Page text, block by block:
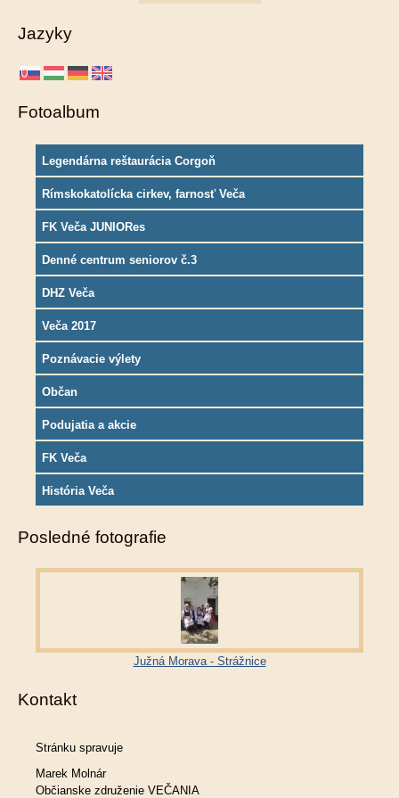
Jazyky
Fotoalbum
Legendárna reštaurácia Corgoň
Rímskokatolícka cirkev, farnosť Veča
FK Veča JUNIORes
Denné centrum seniorov č.3
DHZ Veča
Veča 2017
Poznávacie výlety
Občan
Podujatia a akcie
FK Veča
História Veča
Posledné fotografie
Južná Morava - Strážnice
Kontakt
Stránku spravuje
Marek Molnár
Občianske združenie VEČANIA